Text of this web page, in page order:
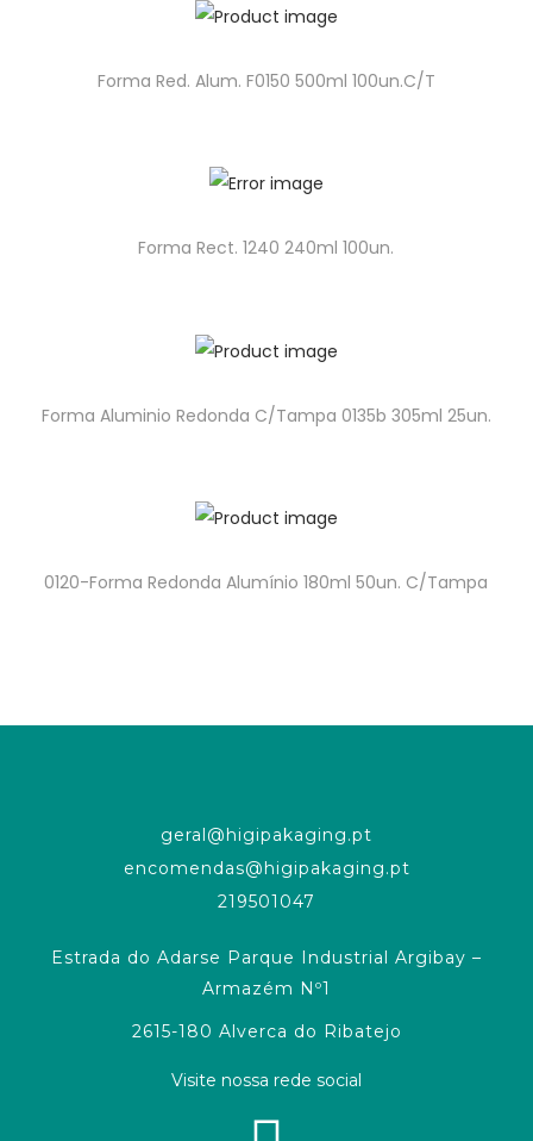
Forma Red. Alum. F0150 500ml 100un.C/T
Forma Rect. 1240 240ml 100un.
Forma Aluminio Redonda C/Tampa 0135b 305ml 25un.
0120-Forma Redonda Alumínio 180ml 50un. C/Tampa
geral@higipakaging.pt
encomendas@higipakaging.pt
219501047
Estrada do Adarse Parque Industrial Argibay –
Armazém Nº1
2615-180 Alverca do Ribatejo
Visite nossa rede social